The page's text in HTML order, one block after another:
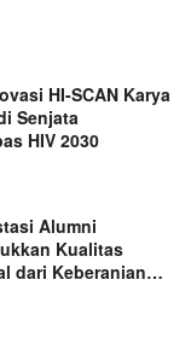
HI-SCAN Karya
Senjata
HIV 2030
Alumni
Kualitas
dari Keberanian